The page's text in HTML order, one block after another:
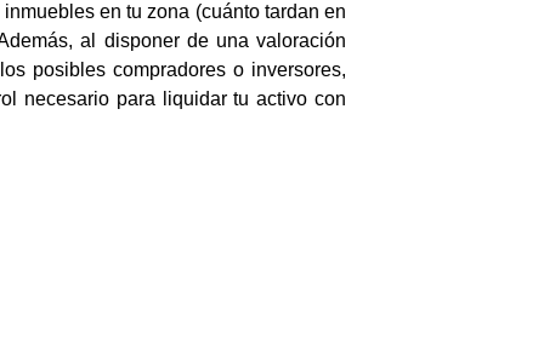
en tu zona (cuánto tardan en
al disponer de una valoración
posibles compradores o inversores,
necesario para liquidar tu activo con